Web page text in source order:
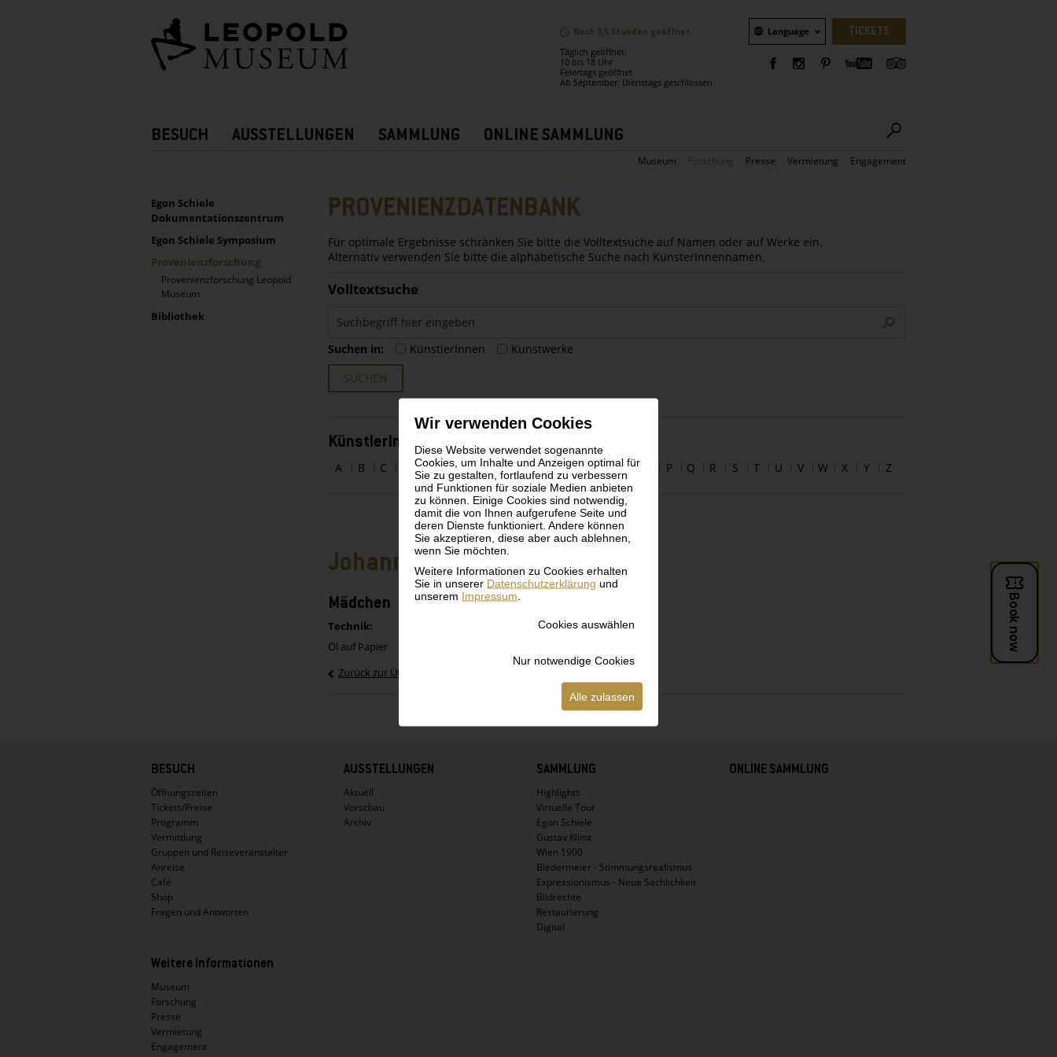
Wir verwenden Cookies
Diese Website verwendet sogenannte
Cookies, um Inhalte und Anzeigen optimal für
Sie zu gestalten, fortlaufend zu verbessern
und Funktionen für soziale Medien anbieten
zu können. Einige Cookies sind notwendig,
damit die von Ihnen aufgerufene Seite und
deren Dienste funktioniert. Andere können
Sie akzeptieren, diese aber auch ablehnen,
wenn Sie möchten.
Weitere Informationen zu Cookies erhalten
Sie in unserer Datenschutzerklärung und
unserem Impressum
Cookies auswählen
Nur notwendige Cookies
Alle zulassen
Noch 3,5 Stunden geöffnet.
Täglich geöffnet:
10 bis 18 Uhr
Feiertags geöffnet.
Ab September: Dienstags geschlossen.
Sprachauswahl
Language TICKETS
Hauptnavigation
BESUCH AUSSTELLUNGEN SAMMLUNG ONLINE SAMMLUNG
Museum Forschung Presse Vermietung Engagement
Sidebar
UNTERNAVIGATION
Egon Schiele
Dokumentationszentrum
Egon Schiele Symposium
Provenienzforschung
Provenienzforschung Leopold
Museum
Bibliothek
PROVENIENZDATENBANK
Für optimale Ergebnisse schränken Sie bitte die Volltextsuche auf Namen oder auf Werke ein.
Alternativ verwenden Sie bitte die alphabetische Suche nach KünsterInnennamen.
Volltextsuche
Suchen in: KünstlerInnen
Kunstwerke
SUCHEN
KünstlerInnen alphabetisch
A B C E F G H I J K L M N P Q R S T U V W X Y Z
Johann Dill
Mädchen
Technik:
Öl auf Papier
Zurück zur Übersicht
BESUCH
Öffnungszeiten
Tickets/Preise
Programm
Vermittlung
Gruppen und Reiseveranstalter
Anreise
Café
Shop
Fragen und Antworten
AUSSTELLUNGEN
Aktuell
Vorschau
Archiv
SAMMLUNG
Highlights
Virtuelle Tour
Egon Schiele
Gustav Klimt
Wien 1900
Biedermeier - Stimmungsrealismus
Expressionismus - Neue Sachlichkeit
Bildrechte
Restaurierung
Digital
ONLINE SAMMLUNG
Weitere Informationen
Museum
Forschung
Presse
Vermietung
Engagement